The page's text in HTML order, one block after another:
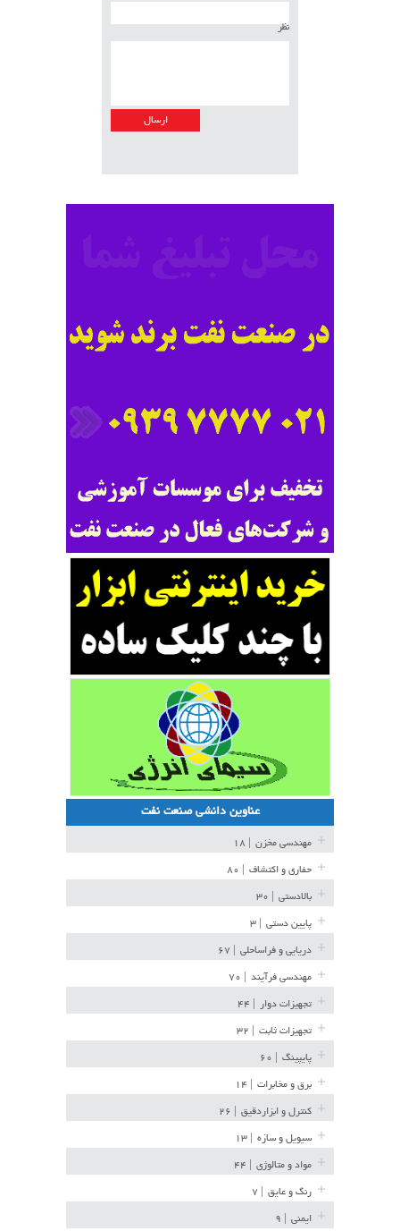
نظر
عناوین دانشی صنعت نفت
مهندسی مخزن
حفاری و اکتشاف
بالادستی
پایین دستی
دریایی و فراساحلی
مهندسی فرآیند
تجهیزات دوار
تجهیزات ثابت
پایپینگ
برق و مخابرات
کنترل و ابزاردقیق
سیویل و سازه
مواد و متالوژی
رنگ و عایق
ایمنی